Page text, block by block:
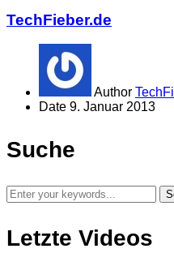
TechFieber.de
Author
Date 9. Januar 2013
Suche
Letzte Videos